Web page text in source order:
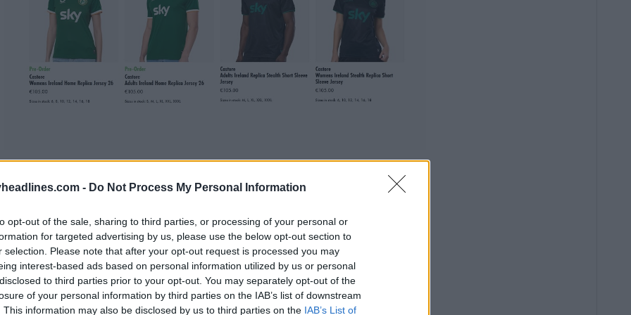
- Do Not Process My Personal Information
opt-out of the sale, sharing to third parties, or processing of your personal or
for targeted advertising by us, please use the below opt-out section to
selection. Please note that after your opt-out request is processed you may
interest-based ads based on personal information utilized by us or personal
to third parties prior to your opt-out. You may separately opt-out of the
of your personal information by third parties on the IAB’s list of downstream
This information may also be disclosed by us to third parties on the IAB’s List of